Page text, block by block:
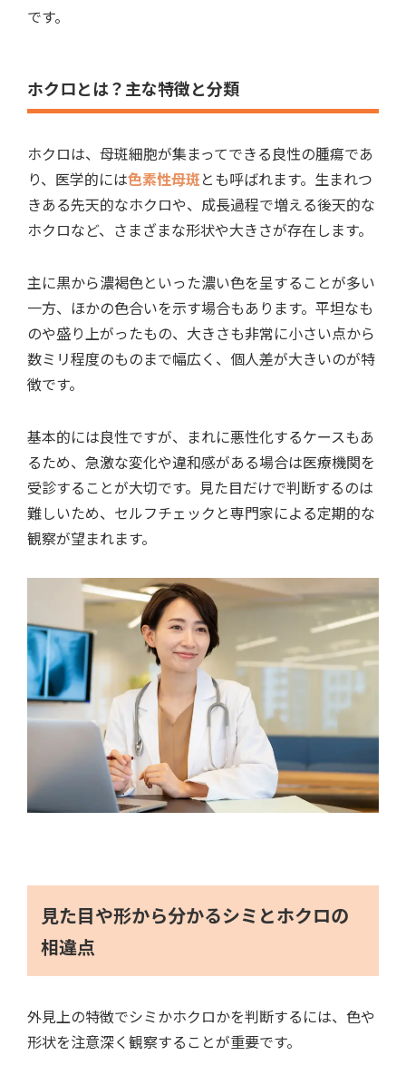
です。
ホクロとは？主な特徴と分類
ホクロは、母斑細胞が集まってできる良性の腫瘍であ
り、医学的には色素性母斑とも呼ばれます。生まれつ
きある先天的なホクロや、成長過程で増える後天的な
ホクロなど、さまざまな形状や大きさが存在します。
主に黒から濃褐色といった濃い色を呈することが多い
一方、ほかの色合いを示す場合もあります。平坦なも
のや盛り上がったもの、大きさも非常に小さい点から
数ミリ程度のものまで幅広く、個人差が大きいのが特
徴です。
基本的には良性ですが、まれに悪性化するケースもあ
るため、急激な変化や違和感がある場合は医療機関を
受診することが大切です。見た目だけで判断するのは
難しいため、セルフチェックと専門家による定期的な
観察が望まれます。
見た目や形から分かるシミとホクロの
相違点
外見上の特徴でシミかホクロかを判断するには、色や
形状を注意深く観察することが重要です。